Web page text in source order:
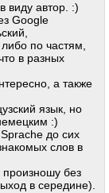
виду автор. :)
Google
по частям,
в разных
а также
язык, но
:)
до сих
слов в
без
в середине).